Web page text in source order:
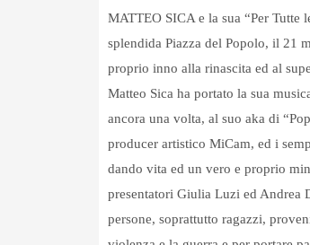
MATTEO SICA e la sua “Per
splendida Piazza del Popolo, il 21
proprio inno alla rinascita ed al
Matteo Sica ha portato la sua
ancora una volta, al suo aka di
producer artistico MiCam, ed i
dando vita ed un vero e proprio
presentatori Giulia Luzi ed Andrea
persone, soprattutto ragazzi,